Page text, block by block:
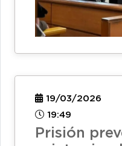
19/03/2026
19:49
Prisión